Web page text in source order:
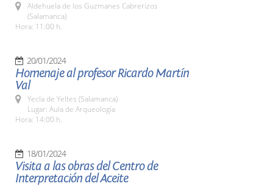
Aldehuela de los Guzmanes Cabrerizos
(Salamanca)
Hora: 11:00 h.
20/01/2024
Homenaje al profesor Ricardo Martín
Val
Yecla de Yeltes (Salamanca)
Lugar: Aula de Arqueología
Hora: 14:00 h.
18/01/2024
Visita a las obras del Centro de
Interpretación del Aceite